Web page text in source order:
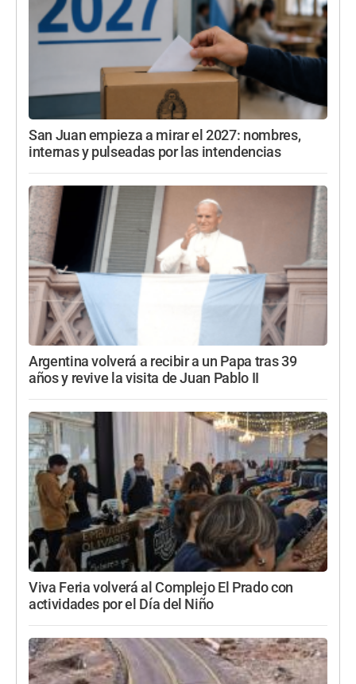
San Juan empieza a mirar el 2027: nombres,
internas y pulseadas por las intendencias
Argentina volverá a recibir a un Papa tras 39
años y revive la visita de Juan Pablo II
Viva Feria volverá al Complejo El Prado con
actividades por el Día del Niño